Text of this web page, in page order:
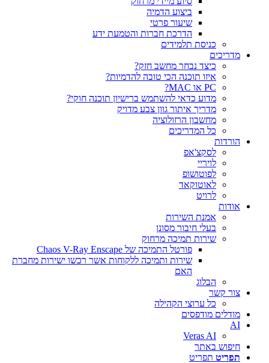
ביצוע הדמיה
שיעור פרטי
הדרכת חברות והטמעת ידע
כניסת תלמידים
מדריכים
כיצד נבחר מחשב חזק?
איזו תוכנה הכי טובה להדמיות?‎‎
PC או MAC?
מדוע כדאי להשתמש ברישיון תוכנה חוקי?
מדריך איתור גוון צבע מדויק
מחשבון הרזולוציה
כל המדריכים
הורדות
לסקצ'אפ
לויריי
לפוטושופ
לאוטוקאד
לרויט
אודות
אמנת השירות
בעלי חיבור מסונן
שירות תמיכה מרחוק
פורטל התמיכה של Chaos V-Ray Enscape
שירות ותמיכה ללקוחות אשר רכשו ישירות מחברת
האם
הבלוג
צור קשר
כל ערוצי הקהילה
מודלים מודפסים
AI
Veras AI
חיפוש באתר
תפריט תפריט